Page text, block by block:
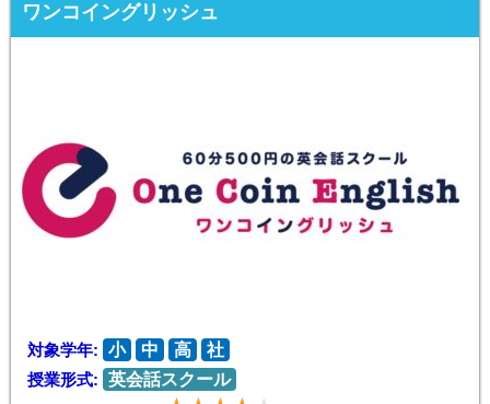
ワンコイングリッシュ
対象学年: 小 中 高
社
授業形式: 英会話スクール